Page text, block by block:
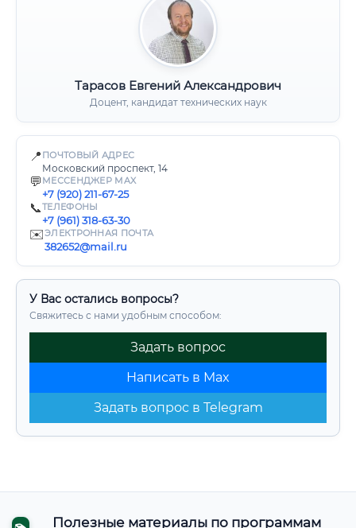
Тарасов Евгений Александрович
Доцент, кандидат технических наук
📍 ПОЧТОВЫЙ АДРЕС
Московский проспект, 14
💬 МЕССЕНДЖЕР MAX
+7 (920) 211-67-25
📞ТЕЛЕФОНЫ
+7 (961) 318-63-30
✉️ЭЛЕКТРОННАЯ ПОЧТА
382652@mail.ru
У Вас остались вопросы?
Свяжитесь с нами удобным способом:
Задать вопрос
Написать в Max
Задать вопрос в Telegram
Полезные материалы по программам